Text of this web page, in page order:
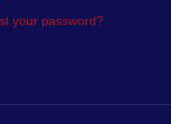
your password?